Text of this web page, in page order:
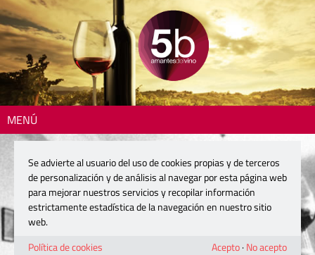
MENÚ
Se advierte al usuario del uso de cookies propias y de terceros
de personalización y de análisis al navegar por esta página web
para mejorar nuestros servicios y recopilar información
estrictamente estadística de la navegación en nuestro sitio
web.
Política de cookies
Acepto· No acepto